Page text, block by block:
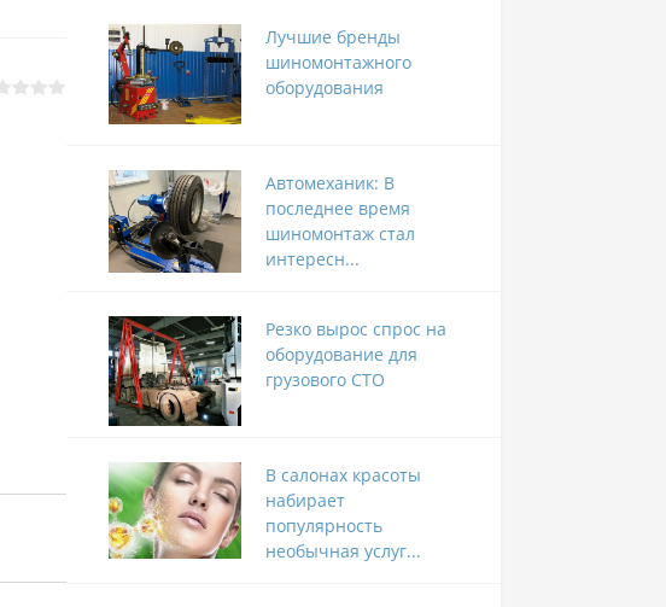
Лучшие бренды
шиномонтажного
оборудования
Автомеханик: В
последнее время
шиномонтаж стал
интересн...
Резко вырос спрос на
оборудование для
грузового СТО
В салонах красоты
набирает
популярность
необычная услуг...